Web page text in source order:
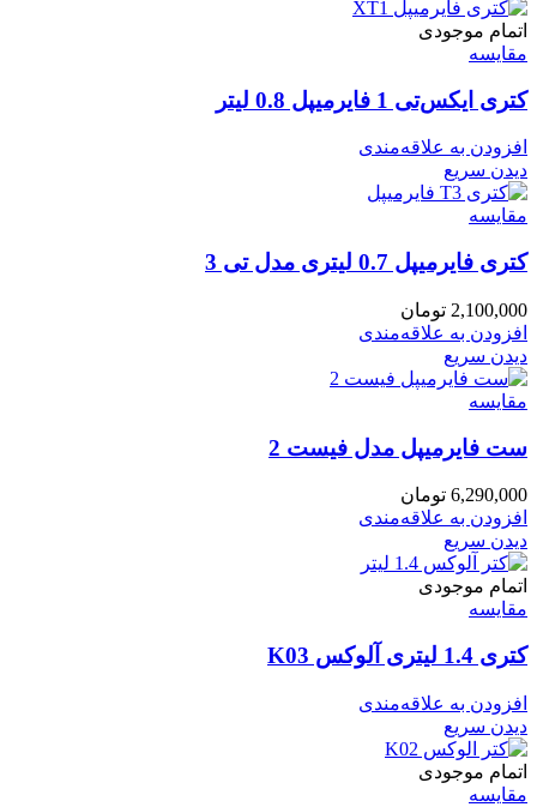
اتمام موجودی
مقایسه
کتری ایکس‌تی 1 فایرمیپل 0.8 لیتر
افزودن به علاقه‌مندی
دیدن سریع
مقایسه
کتری فایرمیپل 0.7 لیتری مدل تی 3
2,100,000 تومان
افزودن به علاقه‌مندی
دیدن سریع
مقایسه
ست فایرمیپل مدل فیست 2
6,290,000 تومان
افزودن به علاقه‌مندی
دیدن سریع
اتمام موجودی
مقایسه
کتری 1.4 لیتری آلوکس K03
افزودن به علاقه‌مندی
دیدن سریع
اتمام موجودی
مقایسه